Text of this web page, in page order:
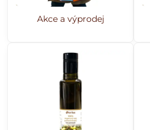
Akce a výprodej